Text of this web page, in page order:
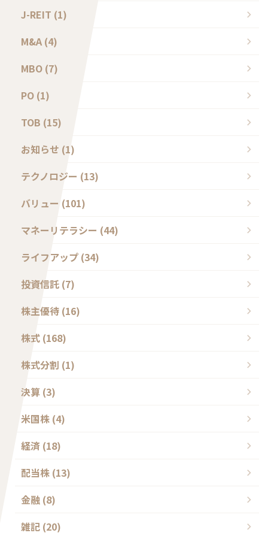
J-REIT (1)
M&A (4)
MBO (7)
PO (1)
TOB (15)
お知らせ (1)
テクノロジー (13)
バリュー (101)
マネーリテラシー (44)
ライフアップ (34)
投資信託 (7)
株主優待 (16)
株式 (168)
株式分割 (1)
決算 (3)
米国株 (4)
経済 (18)
配当株 (13)
金融 (8)
雑記 (20)